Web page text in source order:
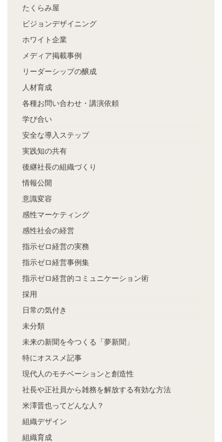
たくらみ屋
ビジョンデザイニング
ホワイト企業
メディア掲載事例
リーダーシップの醸成
人材育成
各種お問い合わせ・講演依頼
学び合い
安全な導入ステップ
実践知の共有
後継社長の組織づくり
情報公開
意識変容
感性マーケティング
感性社会の経営
指示ゼロ経営の実務
指示ゼロ経営事例集
指示ゼロ経営的コミュニケーション術
採用
日常の気付き
未分類
未来の新聞を今つくる「夢新聞」
特にオススメ記事
現代人のモチベーションと創造性
社長や正社員から雑務を解放する有効な方法
米澤晋也ってどんな人？
組織デザイン
組織育成